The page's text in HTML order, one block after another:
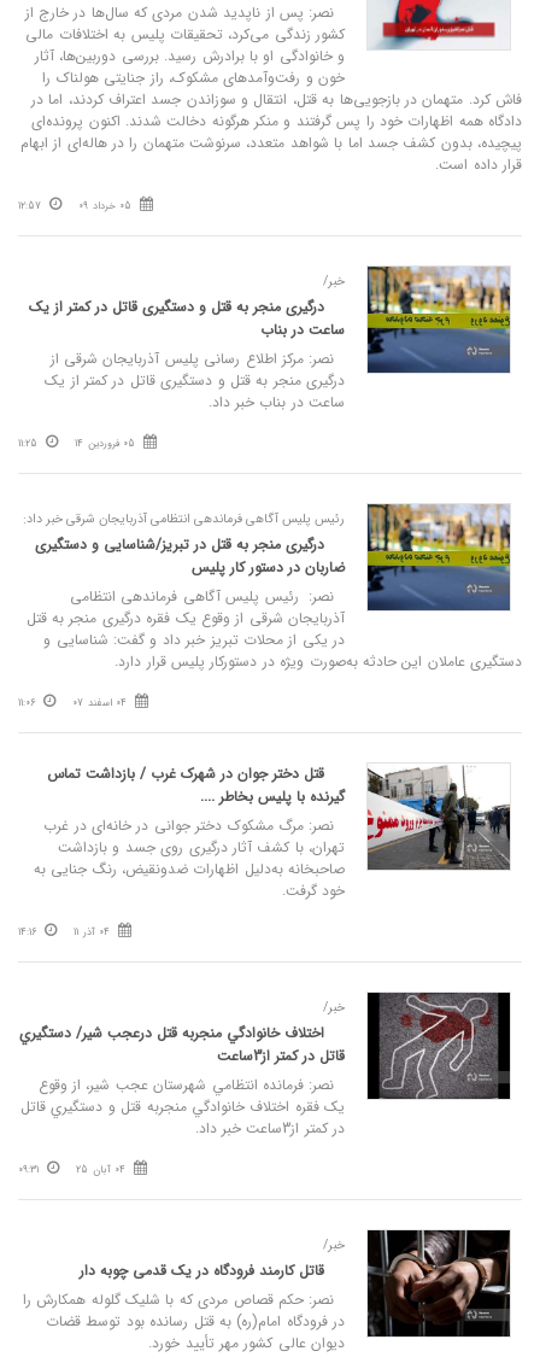
نصر: پس از ناپدید شدن مردی که سال‌ها در خارج از
کشور زندگی می‌کرد، تحقیقات پلیس به اختلافات مالی
و خانوادگی او با برادرش رسید. بررسی دوربین‌ها، آثار
خون و رفت‌وآمدهای مشکوک، راز جنایتی هولناک را
فاش کرد. متهمان در بازجویی‌ها به قتل، انتقال و سوزاندن جسد اعتراف کردند، اما در
دادگاه همه اظهارات خود را پس گرفتند و منکر هرگونه دخالت شدند. اکنون پرونده‌ای
پیچیده، بدون کشف جسد اما با شواهد متعدد، سرنوشت متهمان را در هاله‌ای از ابهام
قرار داده است.
05 خرداد 09 12:57
خبر/
درگیری منجر به قتل و دستگیری قاتل در کمتر از یک
ساعت در بناب
نصر: مرکز اطلاع رسانی پلیس آذربایجان شرقی از
درگیری منجر به قتل و دستگیری قاتل در کمتر از یک
ساعت در بناب خبر داد.
05 فروردین 14 11:25
رئیس پلیس آگاهی فرماندهی انتظامی آذربایجان شرقی خبر داد:
درگیری منجر به قتل در تبریز/شناسایی و دستگیری
ضاربان در دستور کار پلیس
نصر: رئیس پلیس آگاهی فرماندهی انتظامی
آذربایجان شرقی از وقوع یک فقره درگیری منجر به قتل
در یکی از محلات تبریز خبر داد و گفت: شناسایی و
دستگیری عاملان این حادثه به‌صورت ویژه در دستورکار پلیس قرار دارد.
04 اسفند 07 11:06
قتل دختر جوان در شهرک غرب / بازداشت تماس
گیرنده با پلیس بخاطر ....
نصر: مرگ مشکوک دختر جوانی در خانه‌ای در غرب
تهران، با کشف آثار درگیری روی جسد و بازداشت
صاحبخانه به‌دلیل اظهارات ضدونقیض، رنگ جنایی به
خود گرفت.
04 آذر 11 14:16
خبر/
اختلاف خانوادگي منجربه قتل درعجب شير/ دستگيري
قاتل در کمتر از3ساعت
نصر: فرمانده انتظامي شهرستان عجب شير، از وقوع
يک فقره اختلاف خانوادگي منجربه قتل و دستگيري قاتل
در کمتر از3ساعت خبر داد.
04 آبان 25 09:31
خبر/
قاتل کارمند فرودگاه در یک قدمی چوبه دار
نصر: حکم قصاص مردی که با شلیک گلوله همکارش را
در فرودگاه امام(ره) به قتل رسانده بود توسط قضات
دیوان عالی کشور مهر تأیید خورد.